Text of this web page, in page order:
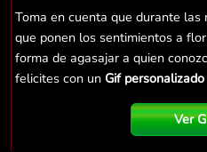
Toma en cuenta que durante
que ponen los sentimientos a
forma de agasajar a quien
felicites con un Gif
Ver